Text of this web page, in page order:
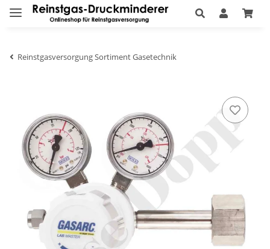
Reinstgasversorgung Sortiment Gasetechnik